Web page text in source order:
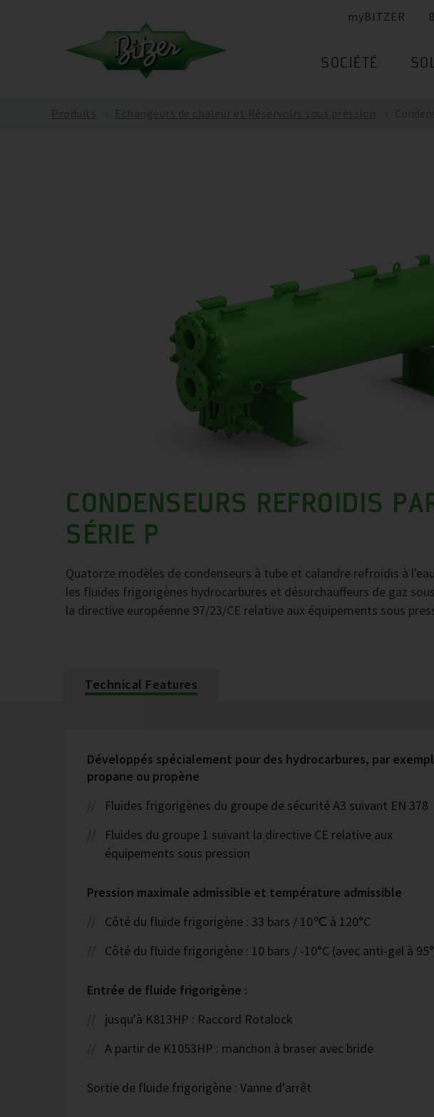
myBITZER
SOCIÉTÉ
CONDENSEURS REFROIDIS
SÉRIE P
Quatorze modèles de condenseurs à tube et calandre refroidis à
les fluides frigorigènes hydrocarbures et désurchauffeurs de gaz
la directive européenne 97/23/CE relative aux équipements sous
Technical Features
Développés spécialement pour des hydrocarbures, par
propane ou propène
Fluides frigorigènes du groupe de sécurité A3 suivant EN 378
Fluides du groupe 1 suivant la directive CE relative aux
équipements sous pression
Pression maximale admissible et température admissible
Côté du fluide frigorigène : 33 bars / 10℃ à 120°C
Côté du fluide frigorigène : 10 bars / -10°C (avec anti-gel à
Entrée de fluide frigorigène :
jusqu'à K813HP : Raccord Rotalock
A partir de K1053HP : manchon à braser avec bride
Sortie de fluide frigorigène : Vanne d'arrêt